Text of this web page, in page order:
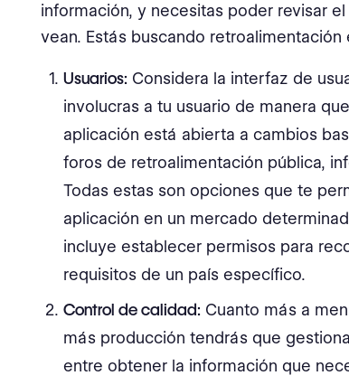
información, y necesitas poder revisar
vean. Estás buscando retroalimentación
Usuarios:Considera la interfaz de
involucras a tu usuario de manera
aplicación está abierta a cambios
foros de retroalimentación pública,
Todas estas son opciones que te
aplicación en un mercado
incluye establecer permisos para
requisitos de un país específico.
Control de calidad:Cuanto más a
más producción tendrás que
entre obtener la información que